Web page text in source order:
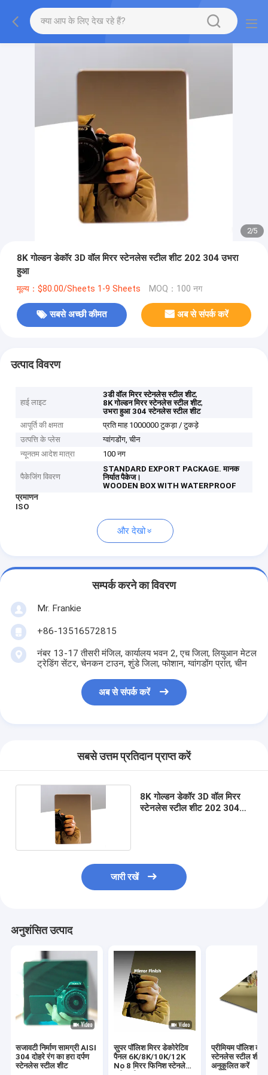
2/5
8K गोल्डन डेकॉर 3D वॉल मिरर स्टेनलेस स्टील शीट 202 304 उभरा
हुआ
मूल्य：$80.00/Sheets 1-9 Sheets MOQ：100 नग
सबसे अच्छी कीमत अब से संपर्क करें
उत्पाद विवरण
हाई लाइट
3डी वॉल मिरर स्टेनलेस स्टील शीट,
8K गोल्डन मिरर स्टेनलेस स्टील शीट,
उभरा हुआ 304 स्टेनलेस स्टील शीट
आपूर्ति की क्षमता
प्रति माह 1000000 टुकड़ा / टुकड़े
उत्पत्ति के प्लेस
ग्वांगडोंग, चीन
न्यूनतम आदेश मात्रा
100 नग
पैकेजिंग विवरण
STANDARD EXPORT PACKAGE. मानक
निर्यात पैकेज।
WOODEN BOX WITH WATERPROOF
प्रमाणन
ISO
और देखो
सम्पर्क करने का विवरण
Mr. Frankie
+86-13516572815
नंबर 13-17 तीसरी मंजिल, कार्यालय भवन 2, एच जिला, लियुआन मेटल
ट्रेडिंग सेंटर, चेनकन टाउन, शुंडे जिला, फोशान, ग्वांगडोंग प्रांत, चीन
अब से संपर्क करें
सबसे उत्तम प्रतिदान प्राप्त करें
8K गोल्डन डेकॉर 3D वॉल मिरर
स्टेनलेस स्टील शीट 202 304
जारी रखें
अनुशंसित उत्पाद
सजावटी निर्माण सामग्री AISI
304 दोहरे रंग का हरा दर्पण
स्टेनलेस स्टील शीट
सुपर पॉलिश मिरर डेकोरेटिव
पैनल 6K/8K/10K/12K
No 8 मिरर फिनिश स्टेनलेस
प्रीमियम पॉलिश
स्टेनलेस स्टील शीट
अनुकूलित करें